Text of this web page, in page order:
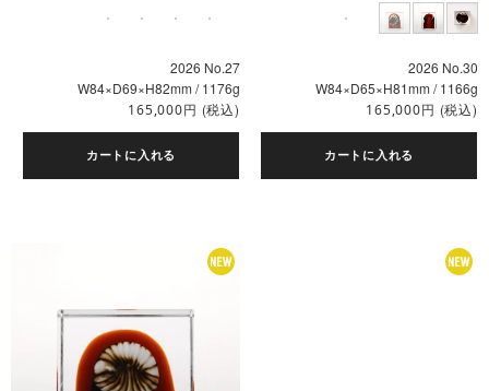
2026 No.27
W84×D69×H82mm / 1176g
165,000円 (税込)
カートに入れる
2026 No.30
W84×D65×H81mm / 1166g
165,000円 (税込)
カートに入れる